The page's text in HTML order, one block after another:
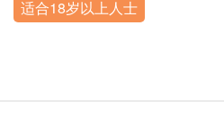
白带常规检查
进行盆腔超声波检查之前
订单如需改期，请至少提
營業時間：星期二至星期六 上午
适合18岁以上人士